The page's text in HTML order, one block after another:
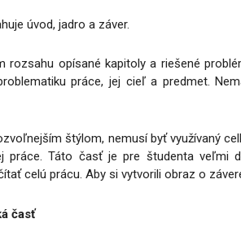
úvod, jadro a záver.
opísané kapitoly a riešené
práce, jej cieľ a predmet.
štýlom, nemusí byť využívaný
práce. Táto časť je pre študenta
celú prácu. Aby si vytvorili obraz o
časť